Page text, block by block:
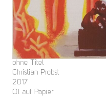
ohne Titel
Christian Probst
2017
Öl auf Papier